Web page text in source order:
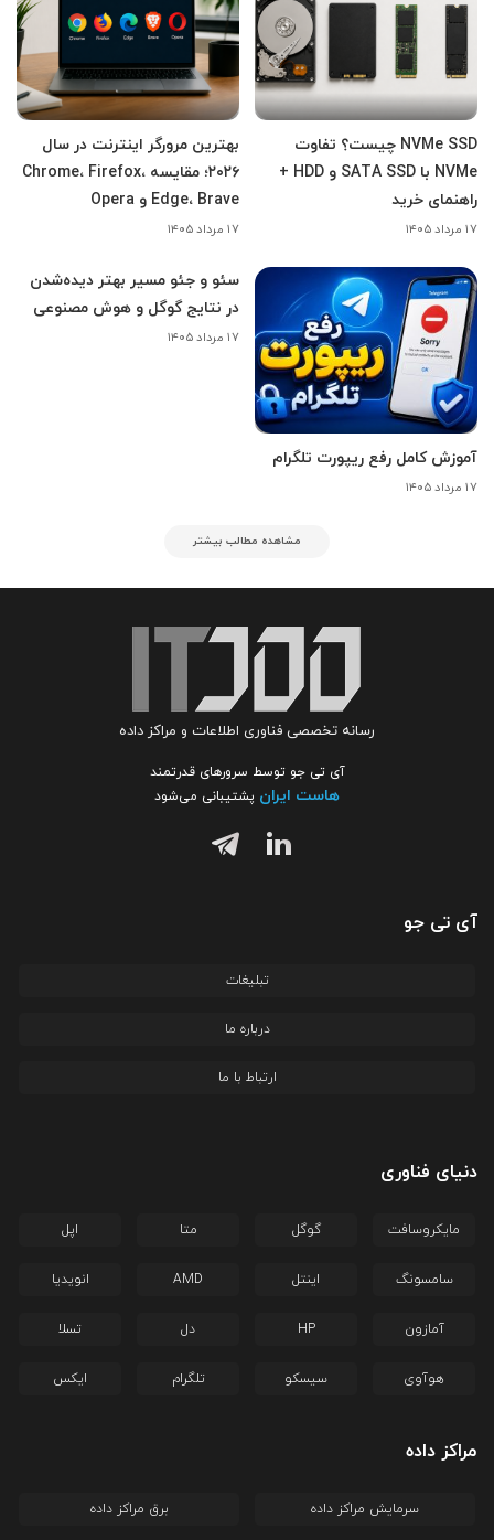
NVMe SSD چیست؟ تفاوت
NVMe با SATA SSD و HDD +
راهنمای خرید
۱۷ مرداد ۱۴۰۵
بهترین مرورگر اینترنت در سال
۲۰۲۶؛ مقایسه Chrome، Firefox،
Edge، Brave و Opera
۱۷ مرداد ۱۴۰۵
آموزش کامل رفع ریپورت تلگرام
۱۷ مرداد ۱۴۰۵
سئو و جئو مسیر بهتر دیده‌شدن
در نتایج گوگل و هوش مصنوعی
۱۷ مرداد ۱۴۰۵
مشاهده مطالب بیشتر
رسانه تخصصی فناوری اطلاعات و مراکز داده
آی تی جو توسط سرورهای قدرتمند
هاست ایران پشتیبانی می‌شود
آی تی جو
تبلیغات
درباره ما
ارتباط با ما
دنیای فناوری
مایکروسافت گوگل متا اپل
سامسونگ اینتل AMD انویدیا
آمازون HP دل تسلا
هوآوی سیسکو تلگرام ایکس
مراکز داده
سرمایش مراکز داده برق مراکز داده